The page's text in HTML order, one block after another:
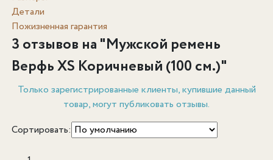
Детали
Пожизненная гарантия
3 отзывов на "Мужской ремень
Верфь XS Коричневый (100 см.)"
Только зарегистрированные клиенты, купившие данный
товар, могут публиковать отзывы.
Сортировать: